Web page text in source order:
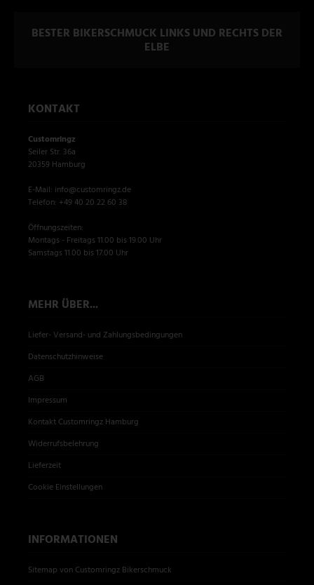
BESTER BIKERSCHMUCK LINKS UND RECHTS DER
ELBE
KONTAKT
Customringz
Seiler Str. 36a
20359 Hamburg
E-Mail: info@customringz.de
Telefon: +49 40 20 22 60 38
Öffnungszeiten:
Montags - Freitags 11.00 bis 19.00 Uhr
Samstags 11.00 bis 17.00 Uhr
MEHR ÜBER...
Liefer- Versand- und Zahlungsbedingungen
Datenschutzhinweise
AGB
Impressum
Kontakt Customringz Hamburg
Widerrufsbelehrung
Lieferzeit
Cookie Einstellungen
INFORMATIONEN
Sitemap von Customringz Bikerschmuck